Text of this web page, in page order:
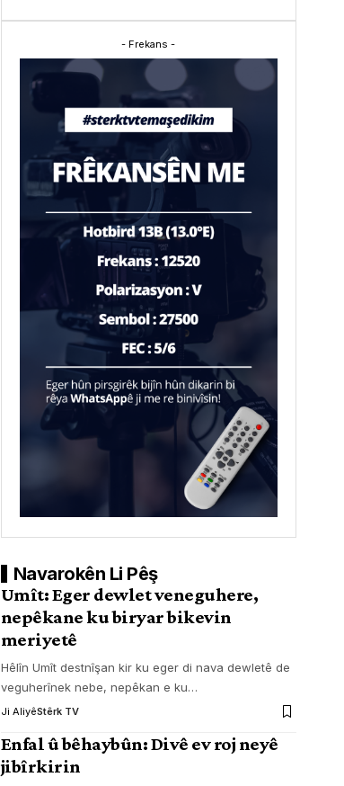
- Frekans -
Navarokên Li Pêş
Umît: Eger dewlet veneguhere,
nepêkane ku biryar bikevin
meriyetê
Hêlîn Umît destnîşan kir ku eger di nava dewletê de
veguherînek nebe, nepêkan e ku…
Ji AliyêStêrk TV
Enfal û bêhaybûn: Divê ev roj neyê
jibîrkirin